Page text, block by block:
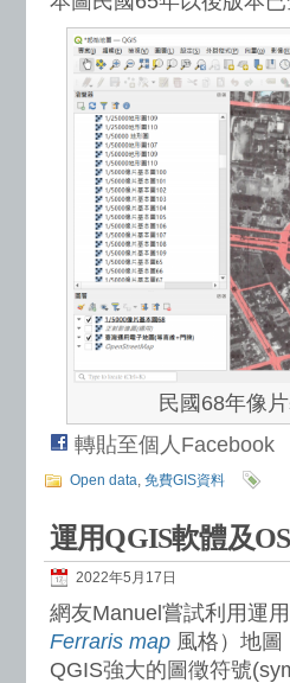
民國68年像
轉貼至個人Facebook
Open data, 免費GIS資料
運用QGIS軟體及
2022年5月17日
網友Manuel嘗試利用運
Ferraris map 風格）地
QGIS強大的圖徵符號